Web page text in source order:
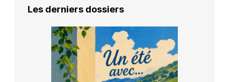
Les derniers dossiers